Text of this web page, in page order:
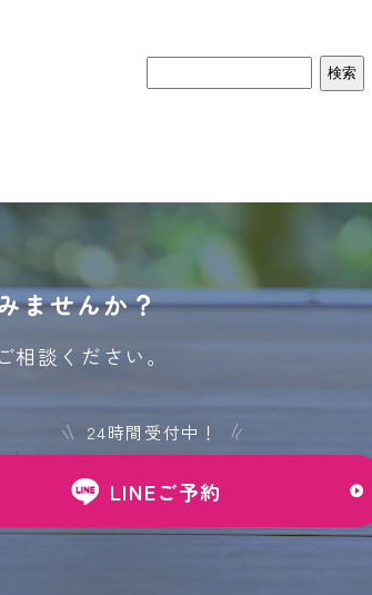
検
索:
ませんか？
相談ください。
24時間受付中！
LINEご予約